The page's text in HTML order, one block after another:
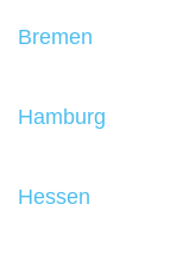
Bremen
Hamburg
Hessen